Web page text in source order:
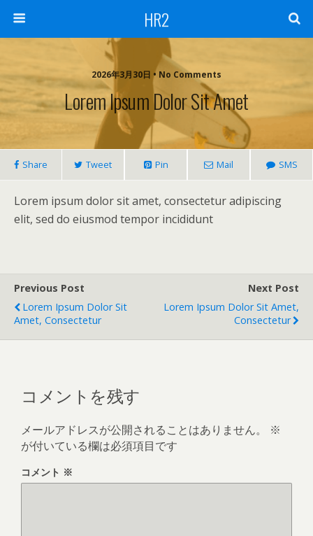
HR2
2026年3月30日 • No Comments
Lorem Ipsum Dolor Sit Amet
Share Tweet Pin Mail SMS
Lorem ipsum dolor sit amet, consectetur adipiscing
elit, sed do eiusmod tempor incididunt
Previous Post
Lorem Ipsum Dolor Sit
Amet, Consectetur
Next Post
Lorem Ipsum Dolor Sit Amet,
Consectetur
コメントを残す
メールアドレスが公開されることはありません。
※
が付いている欄は必須項目です
コメント ※